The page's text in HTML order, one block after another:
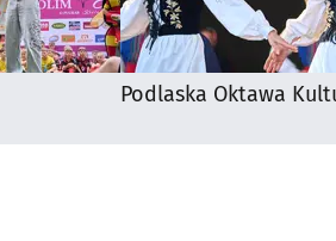
Podlaska Oktawa